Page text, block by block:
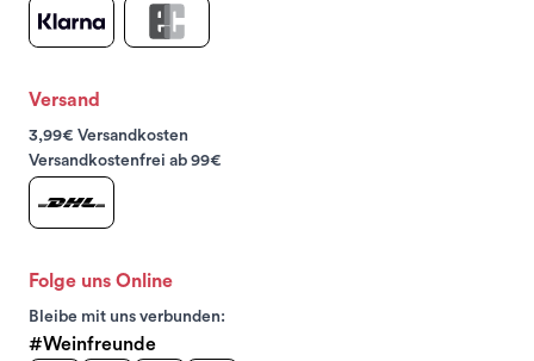
Versand
3,99€ Versandkosten
Versandkostenfrei ab 99€
Folge uns Online
Bleibe mit uns verbunden:
#Weinfreunde